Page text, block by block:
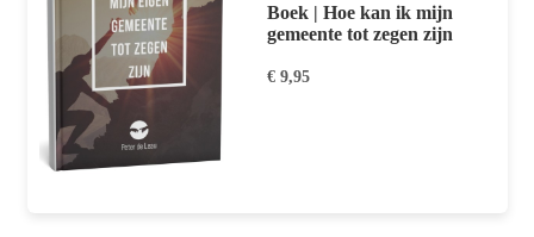
Boek | Hoe kan ik mijn
gemeente tot zegen zijn
€ 9,95